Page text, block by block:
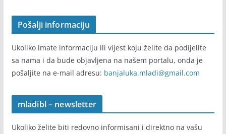
Pošalji informaciju
Ukoliko imate informaciju ili vijest koju želite da podijelite
sa nama i da bude objavljena na našem portalu, onda je
pošaljite na e-mail adresu: banjaluka.mladi@gmail.com
mladibl – newsletter
Ukoliko želite biti redovno informisani i direktno na vašu